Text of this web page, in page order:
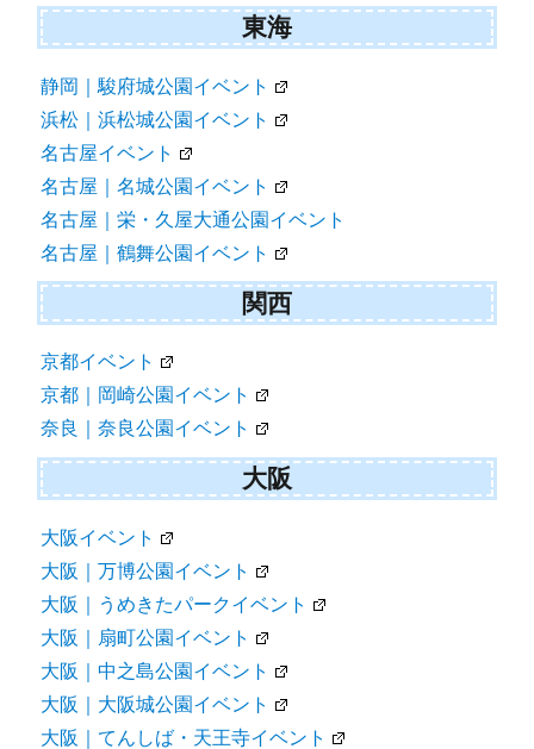
東海
静岡｜駿府城公園イベント
浜松｜浜松城公園イベント
名古屋イベント
名古屋｜名城公園イベント
名古屋｜栄・久屋大通公園イベント
名古屋｜鶴舞公園イベント
関西
京都イベント
京都｜岡崎公園イベント
奈良｜奈良公園イベント
大阪
大阪イベント
大阪｜万博公園イベント
大阪｜うめきたパークイベント
大阪｜扇町公園イベント
大阪｜中之島公園イベント
大阪｜大阪城公園イベント
大阪｜てんしば・天王寺イベント